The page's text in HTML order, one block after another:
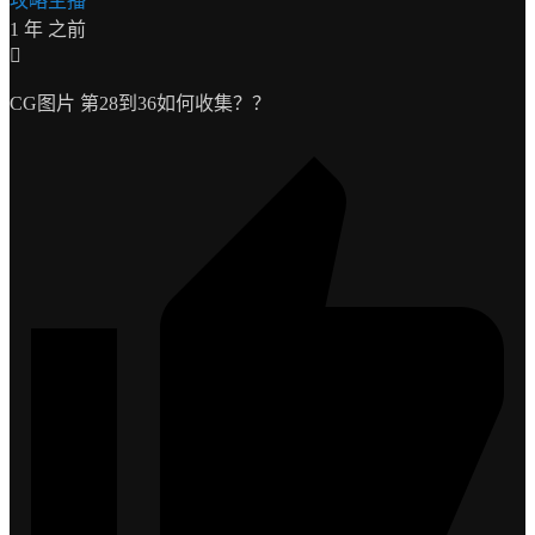
1 年 之前
CG图片 第28到36如何收集？？